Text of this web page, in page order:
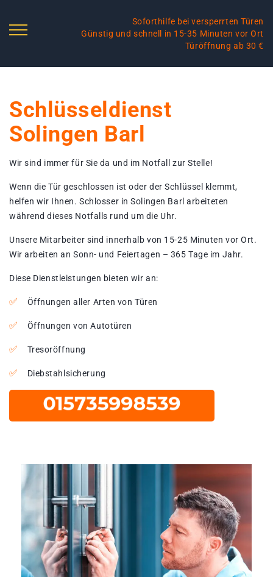
Soforthilfe bei versperrten Türen
Günstig und schnell in 15-35 Minuten vor Ort
Türöffnung ab 30 €
Schlüsseldienst
Solingen Barl
Wir sind immer für Sie da und im Notfall zur Stelle!
Wenn die Tür geschlossen ist oder der Schlüssel klemmt,
helfen wir Ihnen. Schlosser in Solingen Barl arbeiteten
während dieses Notfalls rund um die Uhr.
Unsere Mitarbeiter sind innerhalb von 15-25 Minuten vor Ort.
Wir arbeiten an Sonn- und Feiertagen – 365 Tage im Jahr.
Diese Dienstleistungen bieten wir an:
Öffnungen aller Arten von Türen
Öffnungen von Autotüren
Tresoröffnung
Diebstahlsicherung